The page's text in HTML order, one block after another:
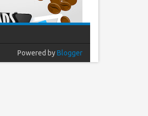
Powered byBlogger